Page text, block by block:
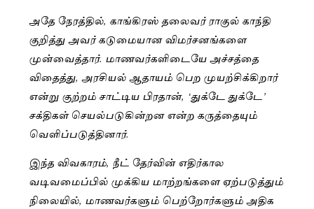
அதே நேரத்தில், காங்கிரஸ் தலைவர் ராகுல் காந்தி
குறித்து அவர் கடுமையான விமர்சனங்களை
முன்வைத்தார். மாணவர்களிடையே அச்சத்தை
விதைத்து, அரசியல் ஆதாயம் பெற முயற்சிக்கிறார்
என்று குற்றம் சாட்டிய பிரதான், ‘துக்டே துக்டே’
சக்திகள் செயல்படுகின்றன என்ற கருத்தையும்
வெளிப்படுத்தினார்.
இந்த விவகாரம், நீட் தேர்வின் எதிர்கால
வடிவமைப்பில் முக்கிய மாற்றங்களை ஏற்படுத்தும்
நிலையில், மாணவர்களும் பெற்றோர்களும் அதிக